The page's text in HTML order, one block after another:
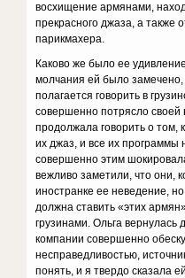
восхищение армянами,
прекрасного джаза, а также
парикмахера.
Каково же было ее
молчания ей было
полагается говорить в
совершенно потрясло
продолжала говорить о том,
их джаз, и все их
совершенно этим
вежливо заметили, что они,
иностранке ее неведение,
должна ставить «этих
грузинами. Ольга
компании совершенно
несправедливостью,
понять, и я твердо сказала